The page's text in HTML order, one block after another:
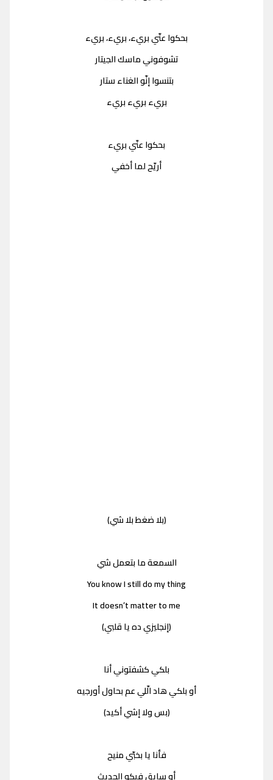
بحكوا عنّي بريء، بريء، بريء
تشوفوني ماسك الجيتار
بتنسوا إنّو الغناء ستار
بريء بريء بريء
بحكوا عنّي بريء
أريّح لما أخفي
(بلا ضغط بلا شي)
السمعة ما بتعمل شي
You know I still do my thing
It doesn’t matter to me
(إنجليزي ده يا قلبي)
بلكي كشفتوني أنا
أو بلكي هاد الّلي عم بحاول أورجيه
(بس ولا إشي أكيد)
فأنا يا بخبّي منيح
أو سايق فيكو الحديث